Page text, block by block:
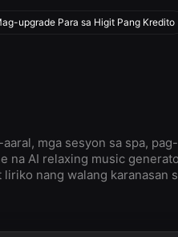
upgrade Para sa Higit Pang Kredito
mga sesyon sa spa,
na AI relaxing music
nang walang karanasan